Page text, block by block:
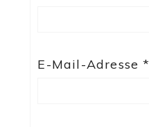
E-Mail-Adresse*